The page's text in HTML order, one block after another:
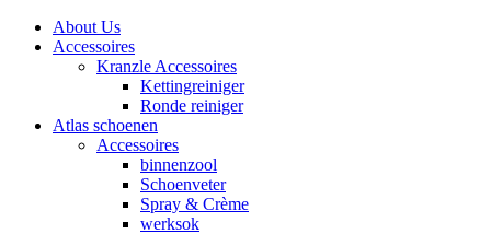
About Us
Accessoires
Kranzle Accessoires
Kettingreiniger
Ronde reiniger
Atlas schoenen
Accessoires
binnenzool
Schoenveter
Spray & Crème
werksok